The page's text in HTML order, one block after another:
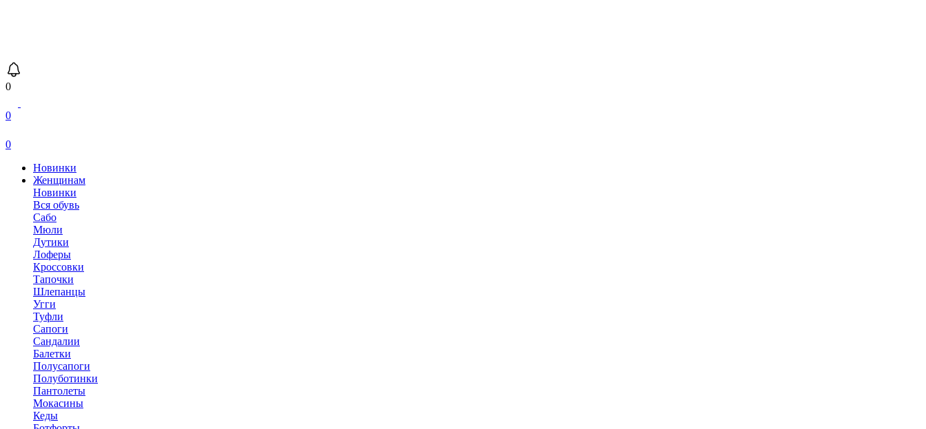
0
0
0
Новинки
Женщинам
Новинки
Вся обувь
Сабо
Мюли
Дутики
Лоферы
Кроссовки
Тапочки
Шлепанцы
Угги
Туфли
Сапоги
Сандалии
Балетки
Полусапоги
Полуботинки
Пантолеты
Мокасины
Кеды